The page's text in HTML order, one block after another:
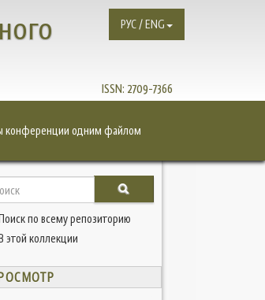
ISSN: 2709-7366
РУС / ENG
конференции одним файлом
по всему репозиторию
этой коллекции